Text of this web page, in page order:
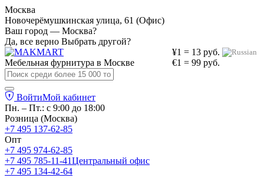
Москва
Новочерёмушкинская улица, 61 (Офис)
Ваш город — Москва?
Да, все верно Выбрать другой?
¥1 = 13 руб.
€1 = 99 руб.
Мебельная фурнитура в Москве
ВойтиМой кабинет
Пн. – Пт.: с 9:00 до 18:00
Розница (Москва)
+7 495 137-62-85
Опт
+7 495 974-62-85
+7 495 785-11-41Центральный офис
+7 495 134-42-64